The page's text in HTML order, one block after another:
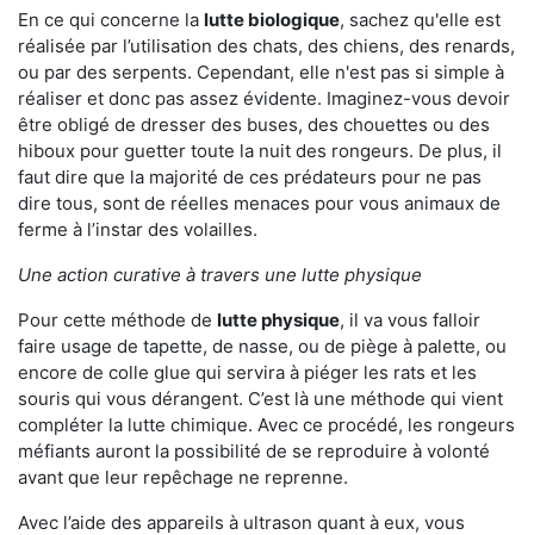
En ce qui concerne la lutte biologique, sachez qu'elle est
réalisée par l’utilisation des chats, des chiens, des renards,
ou par des serpents. Cependant, elle n'est pas si simple à
réaliser et donc pas assez évidente. Imaginez-vous devoir
être obligé de dresser des buses, des chouettes ou des
hiboux pour guetter toute la nuit des rongeurs. De plus, il
faut dire que la majorité de ces prédateurs pour ne pas
dire tous, sont de réelles menaces pour vous animaux de
ferme à l’instar des volailles.
Une action curative à travers une lutte physique
Pour cette méthode de lutte physique, il va vous falloir
faire usage de tapette, de nasse, ou de piège à palette, ou
encore de colle glue qui servira à piéger les rats et les
souris qui vous dérangent. C’est là une méthode qui vient
compléter la lutte chimique. Avec ce procédé, les rongeurs
méfiants auront la possibilité de se reproduire à volonté
avant que leur repêchage ne reprenne.
Avec l’aide des appareils à ultrason quant à eux, vous